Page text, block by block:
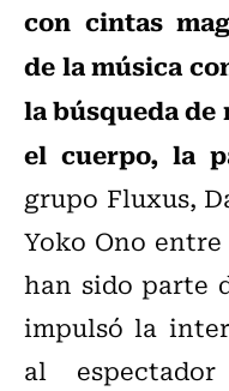
con cintas
de la música
la búsqueda
el cuerpo, la
grupo Fluxus,
Yoko Ono
han sido parte
impulsó la
al